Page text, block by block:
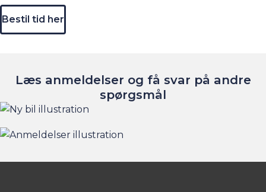
Bestil tid her
Læs anmeldelser og få svar på andre
spørgsmål